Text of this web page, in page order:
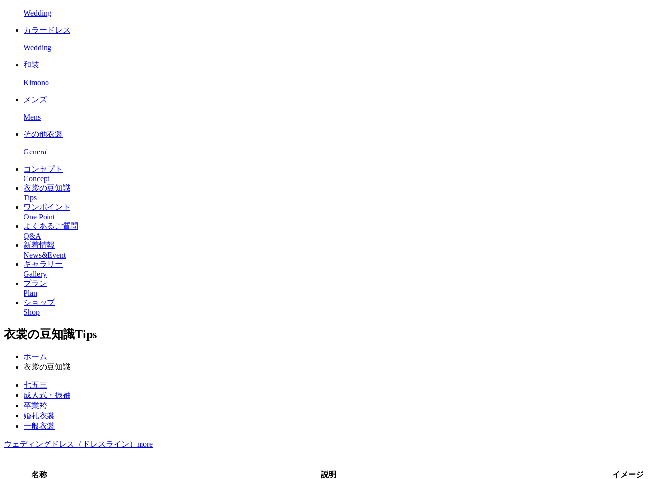
Wedding
カラードレス
Wedding
和装
Kimono
メンズ
Mens
その他衣裳
General
コンセプト
Concept
衣裳の豆知識
Tips
ワンポイント
One Point
よくあるご質問
Q&A
新着情報
News&Event
ギャラリー
Gallery
プラン
Plan
ショップ
Shop
衣裳の豆知識Tips
ホーム
衣裳の豆知識
七五三
成人式・振袖
卒業袴
婚礼衣裳
一般衣裳
ウェディングドレス（ドレスライン） more
名称 説明 イメージ